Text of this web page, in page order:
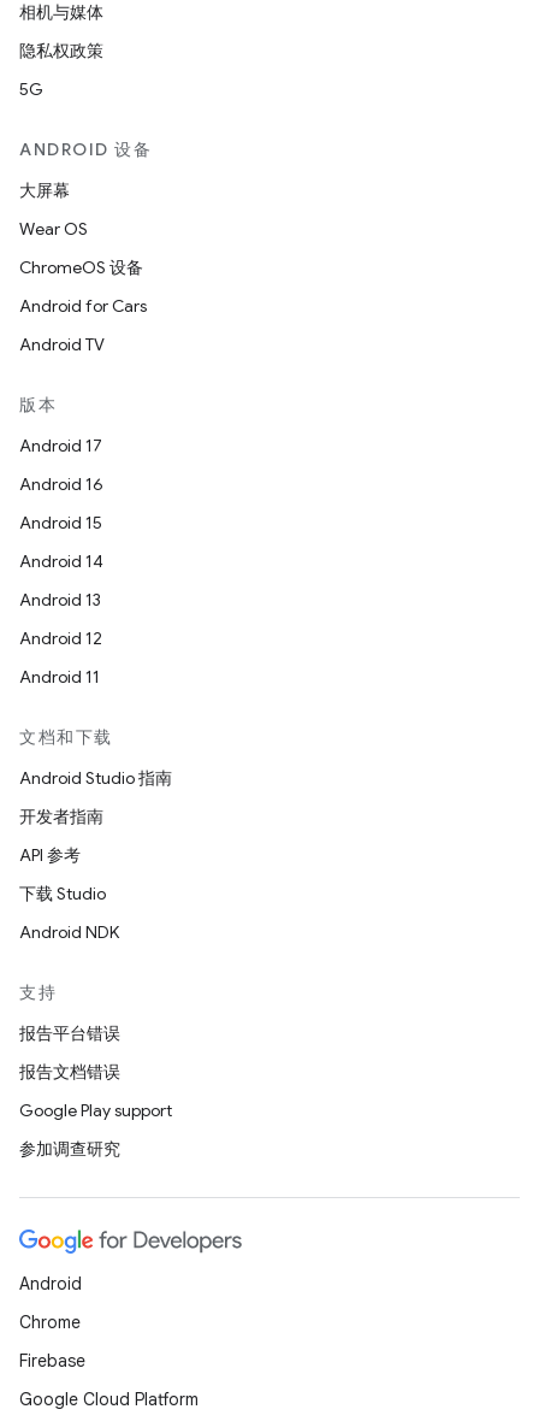
相机与媒体
隐私权政策
5G
ANDROID 设备
大屏幕
Wear OS
ChromeOS 设备
Android for Cars
Android TV
版本
Android 17
Android 16
Android 15
Android 14
Android 13
Android 12
Android 11
文档和下载
Android Studio 指南
开发者指南
API 参考
下载 Studio
Android NDK
支持
报告平台错误
报告文档错误
Google Play support
参加调查研究
Android
Chrome
Firebase
Google Cloud Platform